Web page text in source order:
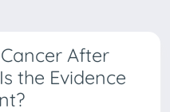
After
the Evidence